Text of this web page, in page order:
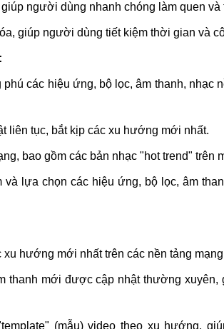
người dùng nhanh chóng làm quen và
giúp người dùng tiết kiệm thời gian và
các hiệu ứng, bộ lọc, âm thanh, nhạc
liên tục, bắt kịp các xu hướng mới nhất.
bao gồm các bản nhạc "hot trend" trên
và lựa chọn các hiệu ứng, bộ lọc, âm
hướng mới nhất trên các nền tảng
thanh mới được cập nhật thường
(mẫu) video theo xu hướng,